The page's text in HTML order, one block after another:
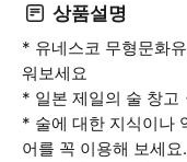
상품설명
* 유네스코 무형문화
워보세요
* 일본 제일의 술 창고
* 술에 대한 지식이나
어를 꼭 이용해 보세요.